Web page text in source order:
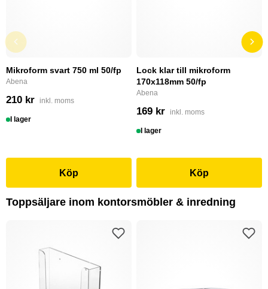
Mikroform svart 750 ml 50/fp
Abena
210 kr inkl. moms
I lager
Köp
Lock klar till mikroform
170x118mm 50/fp
Abena
169 kr inkl. moms
I lager
Köp
Toppsäljare inom kontorsmöbler & inredning